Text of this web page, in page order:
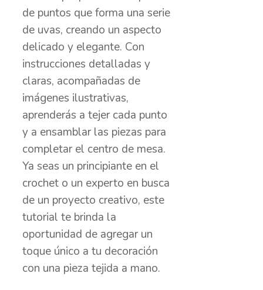
de puntos que forma una serie
de uvas, creando un aspecto
delicado y elegante. Con
instrucciones detalladas y
claras, acompañadas de
imágenes ilustrativas,
aprenderás a tejer cada punto
y a ensamblar las piezas para
completar el centro de mesa.
Ya seas un principiante en el
crochet o un experto en busca
de un proyecto creativo, este
tutorial te brinda la
oportunidad de agregar un
toque único a tu decoración
con una pieza tejida a mano.